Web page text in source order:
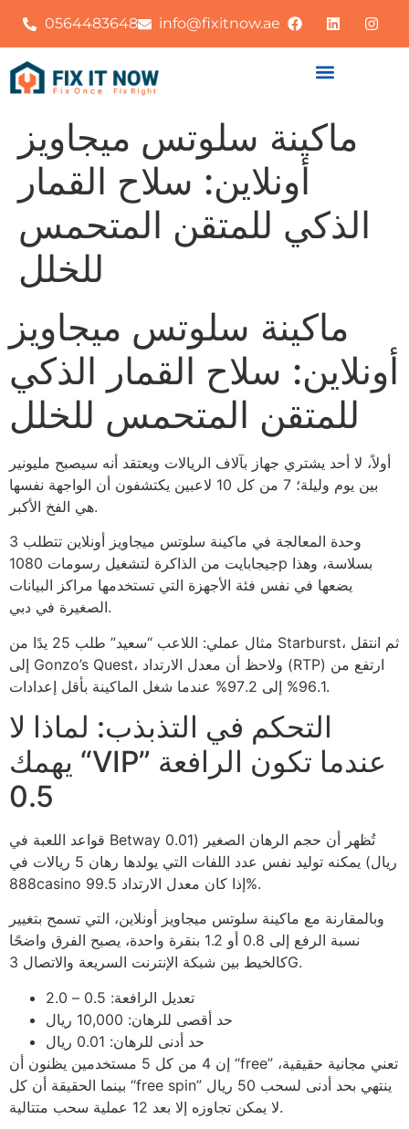
0564483648 info@fixitnow.ae
ماكينة سلوتس ميجاويز
أونلاين: سلاح القمار
الذكي للمتقن المتحمس
للخلل
ماكينة سلوتس ميجاويز
أونلاين: سلاح القمار الذكي
للمتقن المتحمس للخلل
أولاً، لا أحد يشتري جهاز بآلاف الريالات ويعتقد أنه سيصبح مليونير
بين يوم وليلة؛ 7 من كل 10 لاعبين يكتشفون أن الواجهة نفسها
هي الفخ الأكبر.
وحدة المعالجة في ماكينة سلوتس ميجاويز أونلاين تتطلب 3
جيجابايت من الذاكرة لتشغيل رسومات 1080p بسلاسة، وهذا
يضعها في نفس فئة الأجهزة التي تستخدمها مراكز البيانات
الصغيرة في دبي.
مثال عملي: اللاعب “سعيد” طلب 25 يدًا من Starburst، ثم انتقل
إلى Gonzo’s Quest، ولاحظ أن معدل الارتداد (RTP) ارتفع من
96.1% إلى 97.2% عندما شغل الماكينة بأقل إعدادات.
التحكم في التذبذب: لماذا لا
يهمك “VIP” عندما تكون الرافعة
0.5
قواعد اللعبة في Betway تُظهر أن حجم الرهان الصغير (0.01
ريال) يمكنه توليد نفس عدد اللفات التي يولدها رهان 5 ريالات في
888casino إذا كان معدل الارتداد 99.5%.
وبالمقارنة مع ماكينة سلوتس ميجاويز أونلاين، التي تسمح بتغيير
نسبة الرفع إلى 0.8 أو 1.2 بنقرة واحدة، يصبح الفرق واضحًا
كالخيط بين شبكة الإنترنت السريعة والاتصال 3G.
تعديل الرافعة: 0.5 – 2.0
حد أقصى للرهان: 10,000 ريال
حد أدنى للرهان: 0.01 ريال
إن 4 من كل 5 مستخدمين يظنون أن “free” تعني مجانية حقيقية،
بينما الحقيقة أن كل “free spin” ينتهي بحد أدنى لسحب 50 ريال
لا يمكن تجاوزه إلا بعد 12 عملية سحب متتالية.